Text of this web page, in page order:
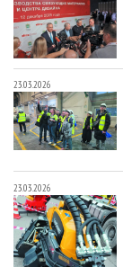
23.03.2026
23.03.2026